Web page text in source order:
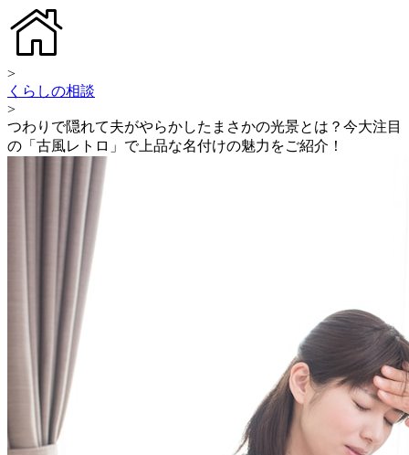
>
くらしの相談
>
つわりで隠れて夫がやらかしたまさかの光景とは？今大注目
の「古風レトロ」で上品な名付けの魅力をご紹介！